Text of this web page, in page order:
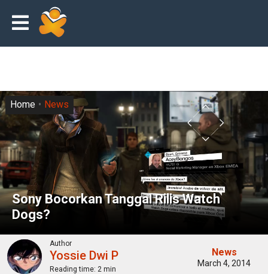
Sony Bocorkan Tanggal Rilis Watch
Dogs?
Home News
Author
Yossie Dwi P
Reading time: 2 min
News
March 4, 2014